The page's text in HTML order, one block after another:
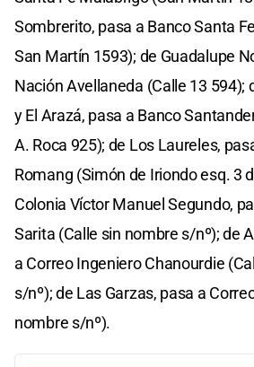
Sombrerito, pasa a Banco Santa
San Martín 1593); de Guadalupe
Nación Avellaneda (Calle 13 594);
y El Arazá, pasa a Banco
A. Roca 925); de Los Laureles,
Romang (Simón de Iriondo esq. 3
Colonia Víctor Manuel Segundo,
Sarita (Calle sin nombre s/nº); de
a Correo Ingeniero Chanourdie
s/nº); de Las Garzas, pasa a
nombre s/nº).